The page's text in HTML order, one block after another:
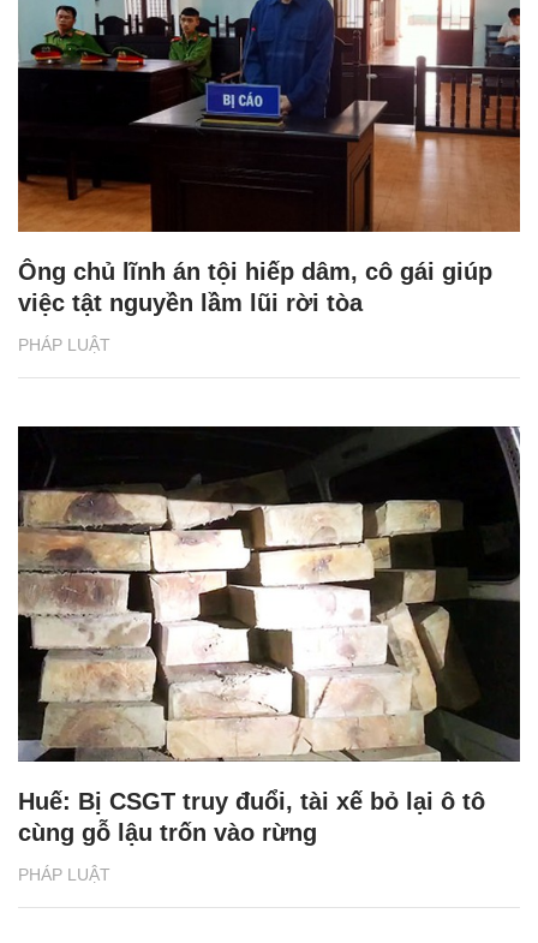
PHÁP LUẬT
Ông chủ lĩnh án tội hiếp dâm, cô gái giúp
việc tật nguyền lầm lũi rời tòa
PHÁP LUẬT
Huế: Bị CSGT truy đuổi, tài xế bỏ lại ô tô
cùng gỗ lậu trốn vào rừng